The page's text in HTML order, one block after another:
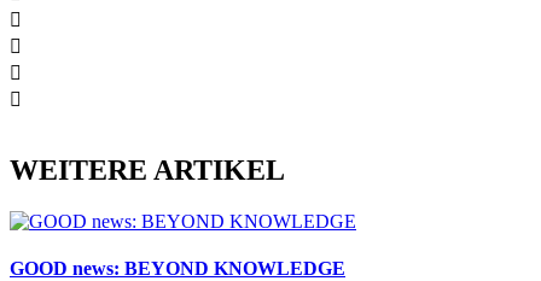
WEITERE ARTIKEL
GOOD news: BEYOND KNOWLEDGE